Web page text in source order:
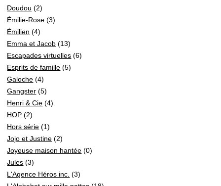
Doudou (2)
Émilie-Rose (3)
Émilien (4)
Emma et Jacob (13)
Escapades virtuelles (6)
Esprits de famille (5)
Galoche (4)
Gangster (5)
Henri & Cie (4)
HOP (2)
Hors série (1)
Jojo et Justine (2)
Joyeuse maison hantée (0)
Jules (3)
L'Agence Héros inc. (3)